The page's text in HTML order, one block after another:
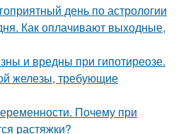
день по астрологии
Как оплачивают выходные,
и вредны при гипотиреозе.
железы, требующие
Почему при
растяжки?